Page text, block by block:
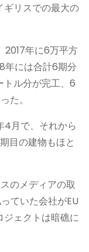
ギリスでの最大の
2017年に6万平方
年には合計6期分
トル分が完工、6
た。
4月で、それから
目の建物もほと
のメディアの取
ていた会社がEU
ェクトは暗礁に